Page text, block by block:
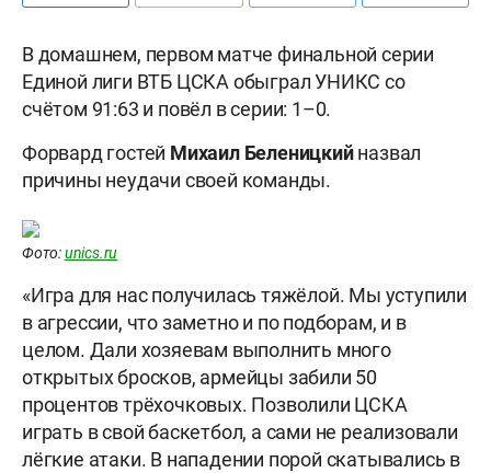
В домашнем, первом матче финальной серии
Единой лиги ВТБ ЦСКА обыграл УНИКС со
счётом 91:63 и повёл в серии: 1–0.
Форвард гостей Михаил Беленицкийназвал
причины неудачи своей команды.
Фото:unics.ru
«Игра для нас получилась тяжёлой. Мы уступили
в агрессии, что заметно и по подборам, и в
целом. Дали хозяевам выполнить много
открытых бросков, армейцы забили 50
процентов трёхочковых. Позволили ЦСКА
играть в свой баскетбол, а сами не реализовали
лёгкие атаки. В нападении порой скатывались в